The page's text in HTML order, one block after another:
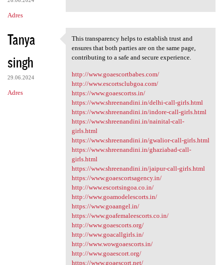
Adres
Tanya
singh
29.06.2024
Adres
This transparency helps to
This transparency helps to establish trust and
ensures that both parties are on the same page,
contributing to a safe and secure experience.
http://www.goaescortbabes.com/
http://www.escortsclubgoa.com/
https://www.goaescortss.in/
https://www.shreenandini.in/delhi-call-girls.html
https://www.shreenandini.in/indore-call-girls.html
https://www.shreenandini.in/nainital-call-
girls.html
https://www.shreenandini.in/gwalior-call-girls.html
https://www.shreenandini.in/ghaziabad-call-
girls.html
https://www.shreenandini.in/jaipur-call-girls.html
https://www.goaescortsagency.in/
http://www.escortsingoa.co.in/
http://www.goamodelescorts.in/
https://www.goaangel.in/
https://www.goafemaleescorts.co.in/
http://www.goaescorts.org/
http://www.goacallgirls.in/
http://www.wowgoaescorts.in/
http://www.goaescort.org/
https://www.goaescort.net/